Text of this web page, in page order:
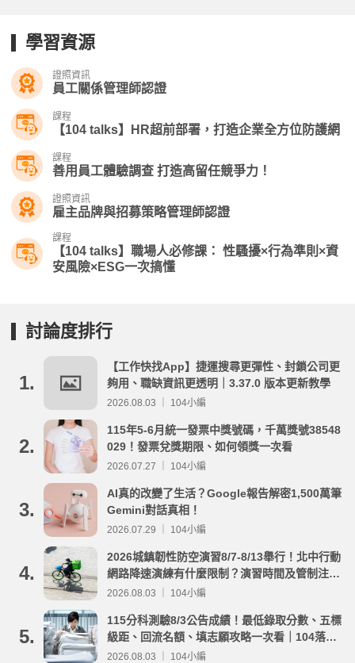
學習資源
證照資訊
員工關係管理師認證
課程
【104 talks】HR超前部署，打造企業全方位防護網
課程
善用員工體驗調查 打造高留任競爭力！
證照資訊
雇主品牌與招募策略管理師認證
課程
【104 talks】職場人必修課： 性騷擾×行為準則×資
安風險×ESG一次搞懂
討論度排行
1.
【工作快找App】捷運搜尋更彈性、封鎖公司更
夠用、職缺資訊更透明｜3.37.0 版本更新教學
2026.08.03 ｜ 104小編
2.
115年5-6月統一發票中獎號碼，千萬獎號38548
029！發票兌獎期限、如何領獎一次看
2026.07.27 ｜ 104小編
3.
AI真的改變了生活？Google報告解密1,500萬筆
Gemini對話真相！
2026.07.29 ｜ 104小編
4.
2026城鎮韌性防空演習8/7-8/13舉行！北中行動
網路降速演練有什麼限制？演習時間及管制注意
事項整理
2026.08.03 ｜ 104小編
5.
115分科測驗8/3公告成績！最低錄取分數、五標
級距、回流名額、填志願攻略一次看｜104落點
分析
2026.08.03 ｜ 104小編